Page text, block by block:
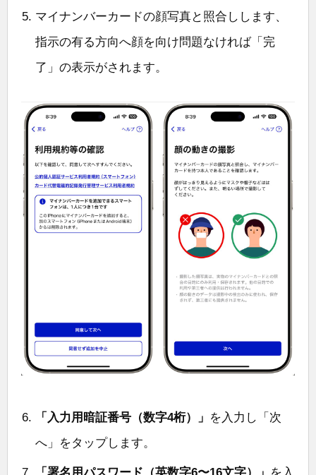
マイナンバーカードの顔写真と照合しします、
指示の有る方向へ顔を向け問題なければ「完
了」の表示がされます。
「入力用暗証番号（数字4桁）」 を入力し「次
へ」をタップします。